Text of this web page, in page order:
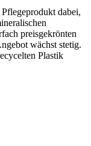
dabei,
preisgekrönten
wächst stetig.
Plastik